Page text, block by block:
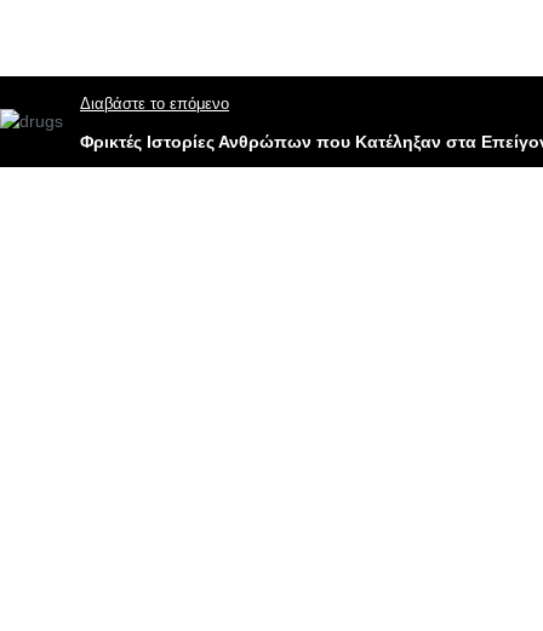
Διαβάστε το επόμενο
Φρικτές Ιστορίες Ανθρώπων που Κατέληξαν στα